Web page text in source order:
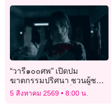
“วารี๑๐๐ศพ” เปิดปม
ฆาตกรรมปริศนา ชวนผู้ชม
ร่วมไขความจริงที่ซ่อนอยู่ใต้
5 สิงหาคม 2569 8:00 น.